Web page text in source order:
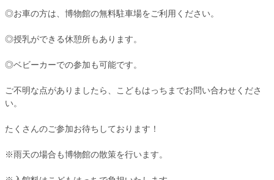
◎お車の方は、博物館の無料駐車場をご利用ください。
◎授乳ができる休憩所もあります。
◎ベビーカーでの参加も可能です。
ご不明な点がありましたら、こどもはっちまでお問い合わせくださ
い。
たくさんのご参加お待ちしております！
※雨天の場合も博物館の散策を行います。